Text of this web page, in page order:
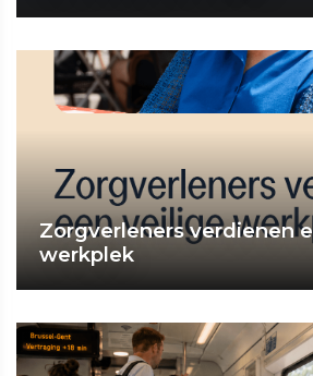
Zorgverleners verdienen
werkplek